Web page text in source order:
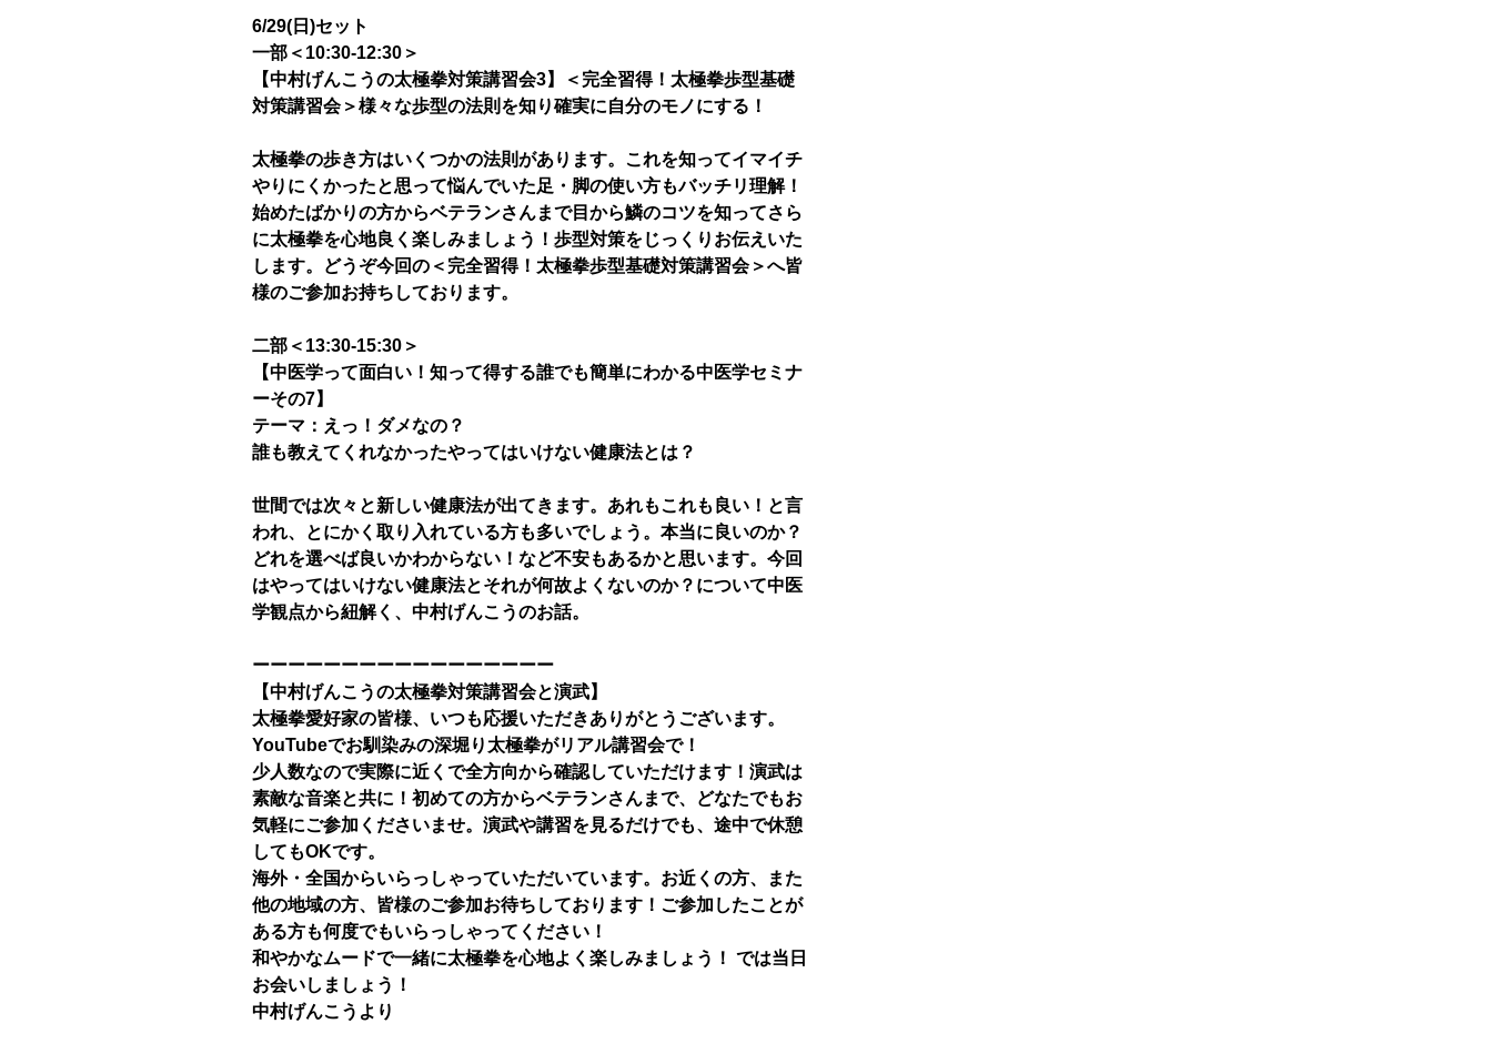
6/29(日)セット
一部＜10:30-12:30＞
【中村げんこうの太極拳対策講習会3】＜完全習得！太極拳歩型基礎
対策講習会＞様々な歩型の法則を知り確実に自分のモノにする！
太極拳の歩き方はいくつかの法則があります。これを知ってイマイチ
やりにくかったと思って悩んでいた足・脚の使い方もバッチリ理解！
始めたばかりの方からベテランさんまで目から鱗のコツを知ってさら
に太極拳を心地良く楽しみましょう！歩型対策をじっくりお伝えいた
します。どうぞ今回の＜完全習得！太極拳歩型基礎対策講習会＞へ皆
様のご参加お持ちしております。
二部＜13:30-15:30＞
【中医学って面白い！知って得する誰でも簡単にわかる中医学セミナ
ーその7】
テーマ：えっ！ダメなの？
誰も教えてくれなかったやってはいけない健康法とは？
世間では次々と新しい健康法が出てきます。あれもこれも良い！と言
われ、とにかく取り入れている方も多いでしょう。本当に良いのか？
どれを選べば良いかわからない！など不安もあるかと思います。今回
はやってはいけない健康法とそれが何故よくないのか？について中医
学観点から紐解く、中村げんこうのお話。
ーーーーーーーーーーーーーーーーー
【中村げんこうの太極拳対策講習会と演武】
太極拳愛好家の皆様、いつも応援いただきありがとうございます。
YouTubeでお馴染みの深堀り太極拳がリアル講習会で！
少人数なので実際に近くで全方向から確認していただけます！演武は
素敵な音楽と共に！初めての方からベテランさんまで、どなたでもお
気軽にご参加くださいませ。演武や講習を見るだけでも、途中で休憩
してもOKです。
海外・全国からいらっしゃっていただいています。お近くの方、また
他の地域の方、皆様のご参加お待ちしております！ご参加したことが
ある方も何度でもいらっしゃってください！
和やかなムードで一緒に太極拳を心地よく楽しみましょう！ では当日
お会いしましょう！
中村げんこうより